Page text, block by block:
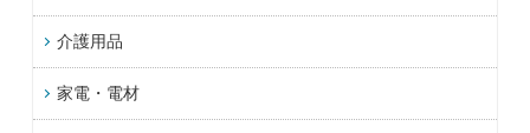
介護用品
家電・電材